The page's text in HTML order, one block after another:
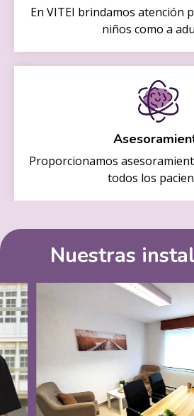
En VITEI brindamos atención
niños como a
Proporcionamos
todos los
Nuestras